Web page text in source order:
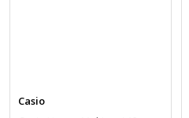
Casio